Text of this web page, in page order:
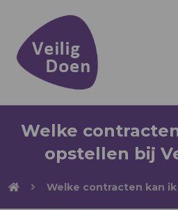
Welke
opstellen bij
Welke contracten kan